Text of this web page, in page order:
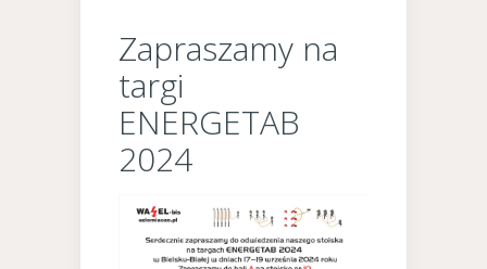
Zapraszamy na
targi
ENERGETAB
2024